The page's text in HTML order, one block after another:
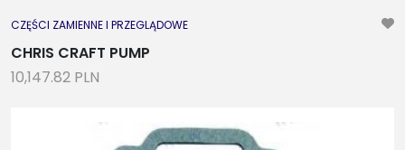
CZĘŚCI ZAMIENNE I PRZEGLĄDOWE
CHRIS CRAFT PUMP
10,147.82 PLN